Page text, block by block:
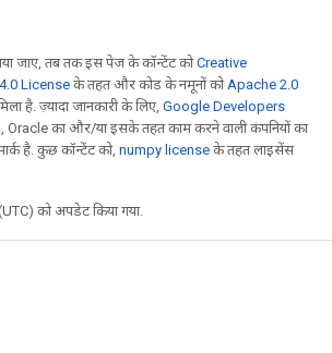
जाए, तब तक इस पेज के कॉन्टेंट कोCreative
License के तहत और कोड के नमूनों कोApache 2.0
है. ज़्यादा जानकारी के लिए, Google Developers
का और/या इसके तहत काम करने वाली कंपनियों का
है. कुछ कॉन्टेंट को, numpy license के तहत लाइसेंस
को अपडेट किया गया.